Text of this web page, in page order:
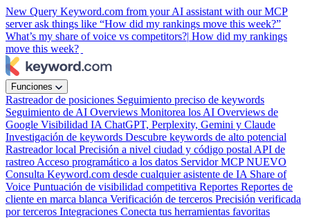
New Query Keyword.com from your AI assistant with our MCP
server ask things like “How did my rankings move this week?”
What’s my share of voice vs competitors?| How did my rankings
move this week?
Funciones
Rastreador de posiciones Seguimiento preciso de keywords
Seguimiento de AI Overviews Monitorea los AI Overviews de
Google Visibilidad IA ChatGPT, Perplexity, Gemini y Claude
Investigación de keywords Descubre keywords de alto potencial
Rastreador local Precisión a nivel ciudad y código postal API de
rastreo Acceso programático a los datos Servidor MCPNUEVO
Consulta Keyword.com desde cualquier asistente de IA Share of
Voice Puntuación de visibilidad competitiva Reportes Reportes de
cliente en marca blanca Verificación de terceros Precisión verificada
por terceros Integraciones Conecta tus herramientas favoritas